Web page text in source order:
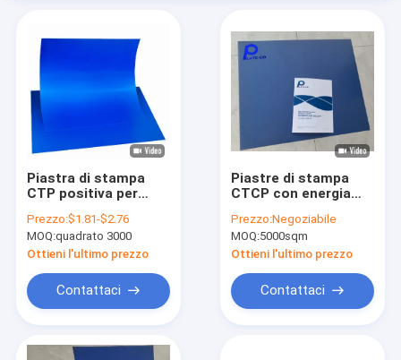
Piastra di stampa
CTP positiva per
manifesti e giornali
con dimensioni
personalizzabili
Prezzo:$1.81-$2.76
MOQ:quadrato 3000
Ottieni l'ultimo prezzo
Contattaci
Piastre di stampa
CTCP con energia
140mJ/cm2 e stile
positivo per la
stampa offset
Prezzo:Negoziabile
MOQ:5000sqm
Ottieni l'ultimo prezzo
Contattaci